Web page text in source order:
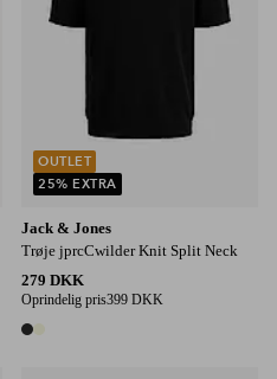
Jack & Jones
Trøje jprcCwilder Knit Split Neck
279 DKK
Oprindelig pris399 DKK
2 farver
OUTLET
25% EXTRA